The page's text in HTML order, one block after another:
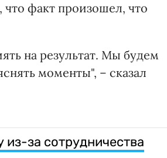
факт произошел, что
на результат. Мы будем
моменты", – сказал
за сотрудничества